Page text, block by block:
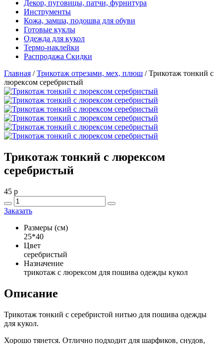
Декор, пуговицы, патчи, фурнитура
Инструменты
Кожа, замша, подошва для обуви
Готовые куклы
Одежда для кукол
Термо-наклейки
Распродажа Скидки
Главная /Трикотаж отрезами, мех, плюш /Трикотаж тонкий с
люрексом серебристый
Трикотаж тонкий с люрексом
серебристый
45 p
Заказать
Размеры (см)
25*40
Цвет
серебристый
Назначение
трикотаж с люрексом для пошива одежды кукол
Описание
Трикотаж тонкий с серебристой нитью для пошива одежды
для кукол.
Хорошо тянется. Отлично подходит для шарфиков, снудов,